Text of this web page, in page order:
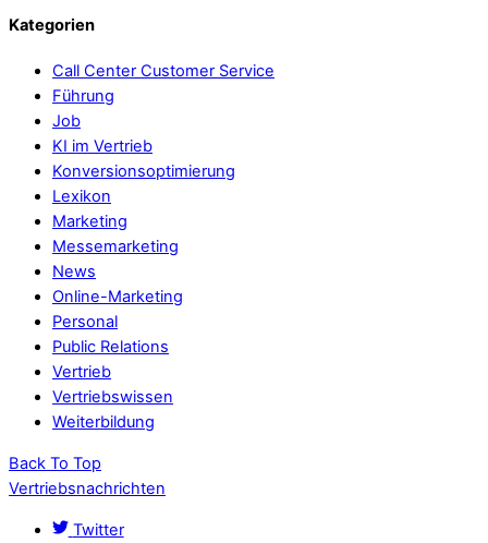
Kategorien
Call Center Customer Service
Führung
Job
KI im Vertrieb
Konversionsoptimierung
Lexikon
Marketing
Messemarketing
News
Online-Marketing
Personal
Public Relations
Vertrieb
Vertriebswissen
Weiterbildung
Back To Top
Vertriebsnachrichten
Twitter